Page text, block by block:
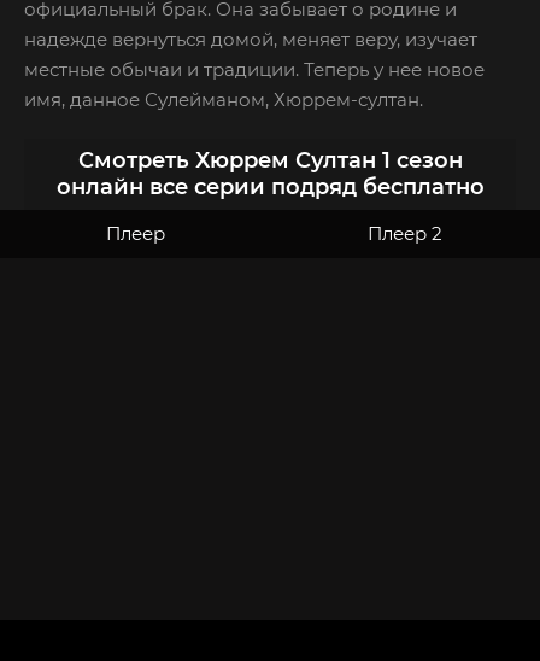
официальный брак. Она забывает о родине и
надежде вернуться домой, меняет веру, изучает
местные обычаи и традиции. Теперь у нее новое
имя, данное Сулейманом, Хюррем-султан.
Смотреть Хюррем Султан 1 сезон
онлайн все серии подряд бесплатно
Плеер Плеер 2